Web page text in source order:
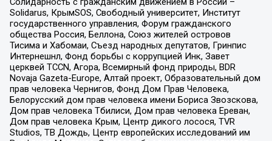
Solidarus, КрымSOS, Свободный университет, Институт
государственного управления, Форум гражданского
общества Россия, Беллона, Союз жителей островов
Тисима и Хабомаи, Съезд народных депутатов, Гринпис
Интернешнл, Фонд борьбы с коррупцией Инк, Завет
церквей TCCN, Агора, Всемирный фонд природы, BDR
Novaja Gazeta-Europe, Алтай проект, Образовательный дом
прав человека Чернигов, Фонд Дом Прав Человека,
Белорусский дом прав человека имени Бориса Звозскова,
Дом прав человека Тбилиси, Дом прав человека Ереван,
Дом прав человека Крым, Центр дикого лосося, TVR
Studios, ТВ Дождь, Центр европейских исследований им